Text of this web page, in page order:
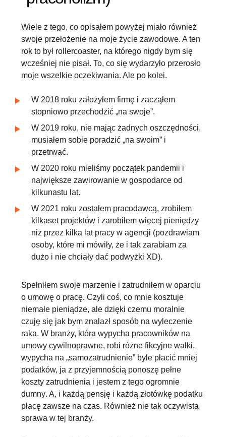
Wiele z tego, co opisałem powyżej miało również
swoje przełożenie na moje życie zawodowe. A ten
rok to był rollercoaster, na którego nigdy bym się
wcześniej nie pisał. To, co się wydarzyło przerosło
moje wszelkie oczekiwania. Ale po kolei.
W 2018 roku założyłem firmę i zacząłem
stopniowo przechodzić „na swoje”.
W 2019 roku, nie mając żadnych oszczędności,
musiałem sobie poradzić „na swoim” i
przetrwać.
W 2020 roku mieliśmy początek pandemii i
największe zawirowanie w gospodarce od
kilkunastu lat.
W 2021 roku zostałem pracodawcą, zrobiłem
kilkaset projektów i zarobiłem więcej pieniędzy
niż przez kilka lat pracy w agencji (pozdrawiam
osoby, które mi mówiły, że i tak zarabiam za
dużo i nie chciały dać podwyżki XD).
Spełniłem swoje marzenie i zatrudniłem w oparciu
o umowę o pracę. Czyli coś, co mnie kosztuje
niemałe pieniądze, ale dzięki czemu moralnie
czuję się jak bym znalazł sposób na wyleczenie
raka. W branży, która wypycha pracowników na
umowy cywilnoprawne, robi różne fikcyjne wałki,
wypycha na „samozatrudnienie” byle płacić mniej
podatków, ja z przyjemnością ponoszę pełne
koszty zatrudnienia i jestem z tego ogromnie
dumny. A, i każdą pensję i każdą złotówkę podatku
płacę zawsze na czas. Również nie tak oczywista
sprawa w tej branży.